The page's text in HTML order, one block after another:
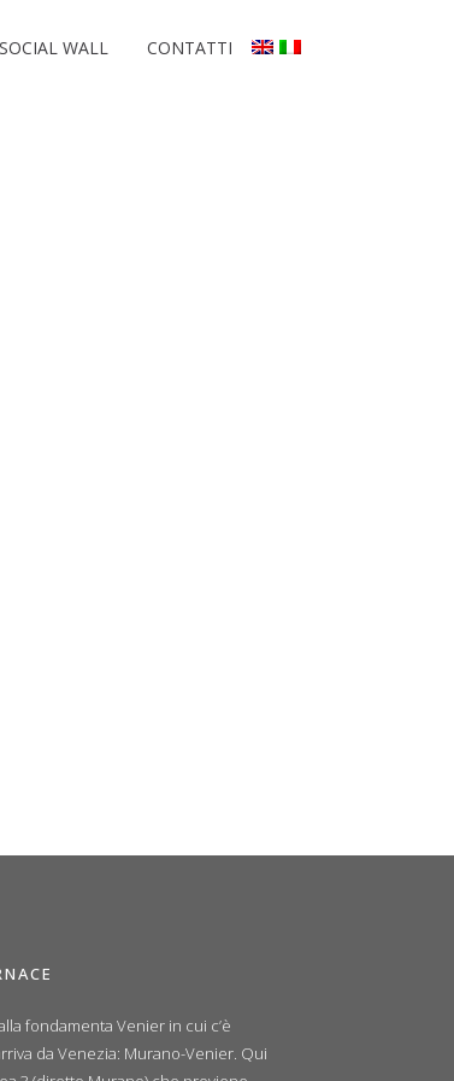
SOCIAL WALL CONTATTI
fondamenta Venier in cui c’è
da Venezia: Murano-Venier. Qui